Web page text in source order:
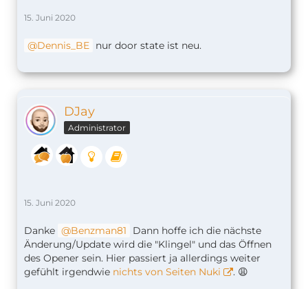
15. Juni 2020
Dennis_BE nur door state ist neu.
DJay
Administrator
15. Juni 2020
Danke Benzman81
Dann hoffe ich die nächste
Änderung/Update wird die "Klingel" und das Öffnen
des Opener sein. Hier passiert ja allerdings weiter
gefühlt irgendwie nichts von Seiten Nuki . 😩